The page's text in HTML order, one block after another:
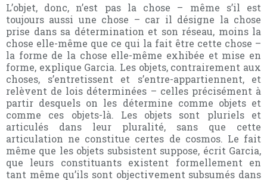
L’objet, donc, n’est pas la chose – même s’il est
toujours aussi une chose – car il désigne la chose
prise dans sa détermination et son réseau, moins la
chose elle-même que ce qui la fait être cette chose –
la forme de la chose elle-même exhibée et mise en
forme, explique Garcia. Les objets, contrairement aux
choses, s’entretissent et s’entre-appartiennent, et
relèvent de lois déterminées – celles précisément à
partir desquels on les détermine comme objets et
comme ces objets-là. Les objets sont pluriels et
articulés dans leur pluralité, sans que cette
articulation ne constitue certes de cosmos. Le fait
même que les objets subsistent suppose, écrit Garcia,
que leurs constituants existent formellement en
tant même qu’ils sont objectivement subsumés dans